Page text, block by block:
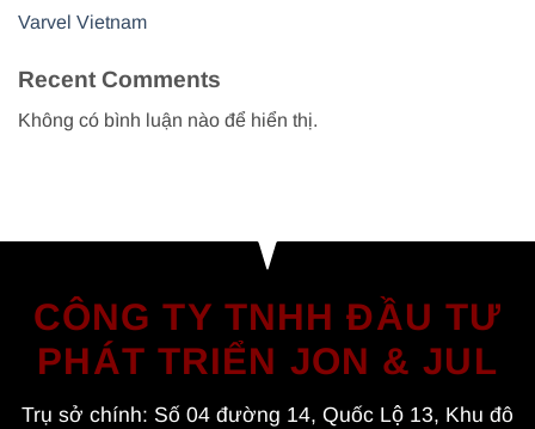
Varvel Vietnam
Recent Comments
Không có bình luận nào để hiển thị.
CÔNG TY TNHH ĐẦU TƯ
PHÁT TRIỂN JON & JUL
Trụ sở chính: Số 04 đường 14, Quốc Lộ 13, Khu đô